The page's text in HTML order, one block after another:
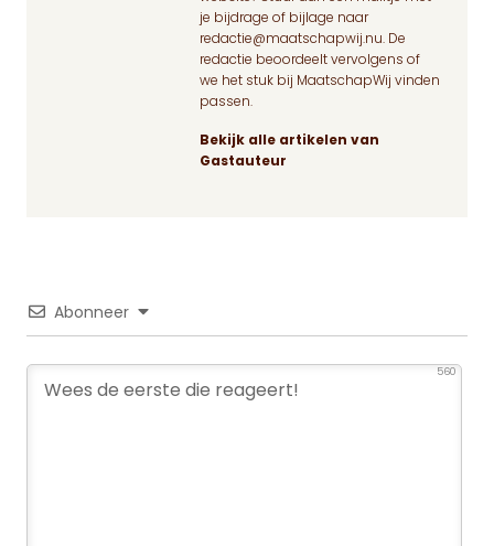
je bijdrage of bijlage naar
redactie@maatschapwij.nu. De
redactie beoordeelt vervolgens of
we het stuk bij MaatschapWij vinden
passen.
Bekijk alle artikelen van
Gastauteur
Abonneer
560